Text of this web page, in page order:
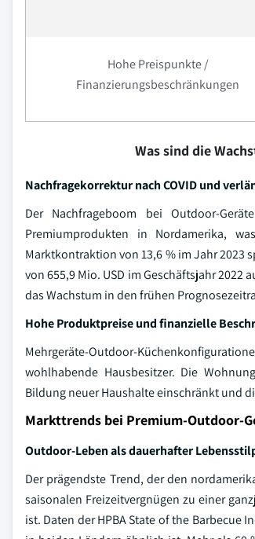
Hohe Preispunkte /
Finanzierungsbeschränkungen
Was sind die
Nachfragekorrektur nach COVID und
Der Nachfrageboom bei Outdoor-
Premiumprodukten in Nordamerika,
Marktkontraktion von 13,6 % im Jahr 2023
von 655,9 Mio. USD im Geschäftsjahr 2022
das Wachstum in den frühen
Hohe Produktpreise und finanzielle
Mehrgeräte-Outdoor-
wohlhabende Hausbesitzer. Die
Bildung neuer Haushalte einschränkt und
Markttrends bei Premium-Outdoor-
Outdoor-Leben als dauerhafter
Der prägendste Trend, der den
saisonalen Freizeitvergnügen zu einer
ist. Daten der HPBA State of the Barbecue